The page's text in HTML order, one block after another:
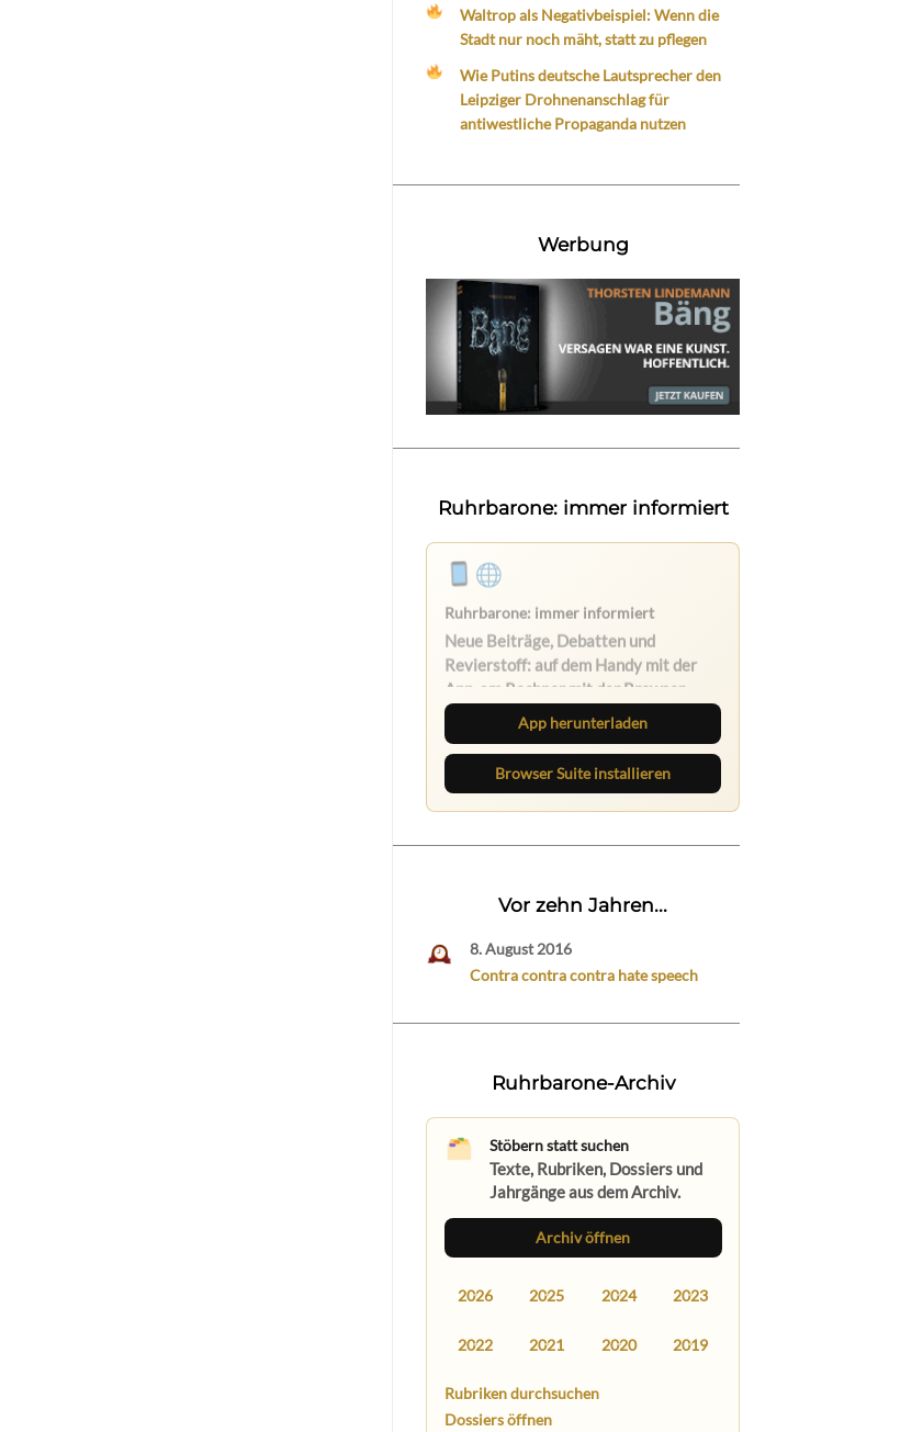
Waltrop als Negativbeispiel: Wenn die
Stadt nur noch mäht, statt zu pflegen
Wie Putins deutsche Lautsprecher den
Leipziger Drohnenanschlag für
antiwestliche Propaganda nutzen
Werbung
Ruhrbarone: immer informiert
Lies unterwegs weiter, speichere
Beiträge und behalte neue Texte
direkt im Browser im Blick.
App herunterladen
Browser Suite installieren
Vor zehn Jahren...
8. August 2016
Contra contra contra hate speech
Ruhrbarone-Archiv
Stöbern statt suchen
Texte, Rubriken, Dossiers und
Jahrgänge aus dem Archiv.
Archiv öffnen
2026 2025 2024 2023
2022 2021 2020 2019
Rubriken durchsuchen
Dossiers öffnen